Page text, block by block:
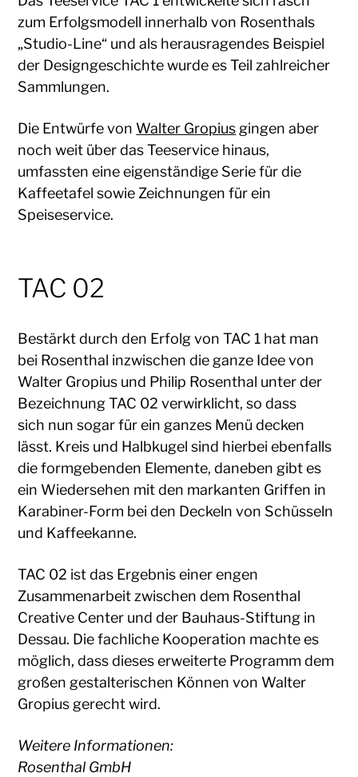
zum Erfolgsmodell innerhalb von Rosenthals
„Studio-Line“ und als herausragendes Beispiel
der Designgeschichte wurde es Teil zahlreicher
Sammlungen.
Die Entwürfe von Walter Gropiusgingen aber
noch weit über das Teeservice hinaus,
umfassten eine eigenständige Serie für die
Kaffeetafel sowie Zeichnungen für ein
Speiseservice.
TAC 02
Bestärkt durch den Erfolg von TAC 1 hat man
bei Rosenthal inzwischen die ganze Idee von
Walter Gropius und Philip Rosenthal unter der
Bezeichnung TAC 02 verwirklicht, so dass
sich nun sogar für ein ganzes Menü decken
lässt. Kreis und Halbkugel sind hierbei ebenfalls
die formgebenden Elemente, daneben gibt es
ein Wiedersehen mit den markanten Griffen in
Karabiner-Form bei den Deckeln von Schüsseln
und Kaffeekanne.
TAC 02 ist das Ergebnis einer engen
Zusammenarbeit zwischen dem Rosenthal
Creative Center und der Bauhaus-Stiftung in
Dessau. Die fachliche Kooperation machte es
möglich, dass dieses erweiterte Programm dem
großen gestalterischen Können von Walter
Gropius gerecht wird.
Weitere Informationen:
Rosenthal GmbH